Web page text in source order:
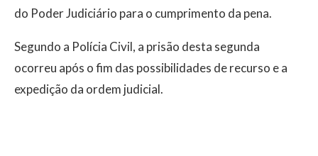
do Poder Judiciário para o cumprimento da pena.
Segundo a Polícia Civil, a prisão desta segunda
ocorreu após o fim das possibilidades de recurso e a
expedição da ordem judicial.